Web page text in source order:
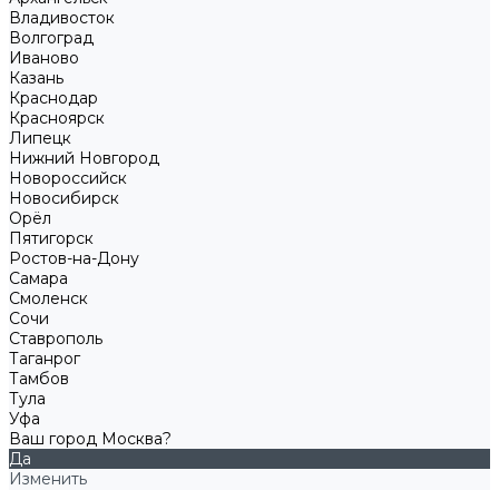
Владивосток
Волгоград
Иваново
Казань
Краснодар
Красноярск
Липецк
Нижний Новгород
Новороссийск
Новосибирск
Орёл
Пятигорск
Ростов-на-Дону
Самара
Смоленск
Сочи
Ставрополь
Таганрог
Тамбов
Тула
Уфа
Ваш город Москва?
Да
Изменить